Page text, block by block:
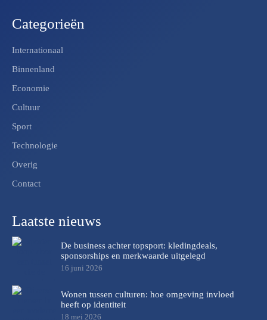
Categorieën
Internationaal
Binnenland
Economie
Cultuur
Sport
Technologie
Overig
Contact
Laatste nieuws
De business achter topsport: kledingdeals,
sponsorships en merkwaarde uitgelegd
16 juni 2026
Wonen tussen culturen: hoe omgeving invloed
heeft op identiteit
18 mei 2026